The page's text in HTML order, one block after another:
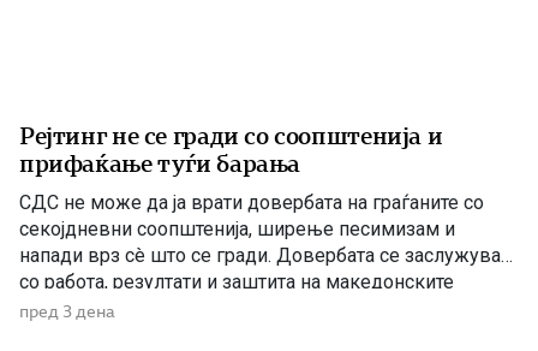
Рејтинг не се гради со соопштенија и
прифаќање туѓи барања
СДС не може да ја врати довербата на граѓаните со
секојдневни соопштенија, ширење песимизам и
напади врз сè што се гради. Довербата се заслужува
со работа, резултати и заштита на македонските
национални и државни интереси. По седумгодишното
пред 3 дена